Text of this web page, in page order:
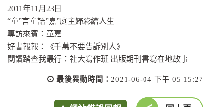
畫
面
(另
開
視
2011年11月23日
“童”言童語”嘉”庭主婦彩繪人生
專訪來賓：童嘉
好書報報：《千萬不要告訴別人》
閱讀踏查我最行：社大寫作班 出版期刊書寫在地故事
最後異動時間： 2021-06-04 下午 05:15:27